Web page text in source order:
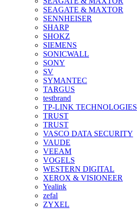
SEAGATE & MAXTOR
SENNHEISER
SHARP
SHOKZ
SIEMENS
SONICWALL
SONY
SV
SYMANTEC
TARGUS
testbrand
TP-LINK TECHNOLOGIES
TRUST
TRUST
VASCO DATA SECURITY
VAUDE
VEEAM
VOGELS
WESTERN DIGITAL
XEROX & VISIONEER
Yealink
zefal
ZYXEL